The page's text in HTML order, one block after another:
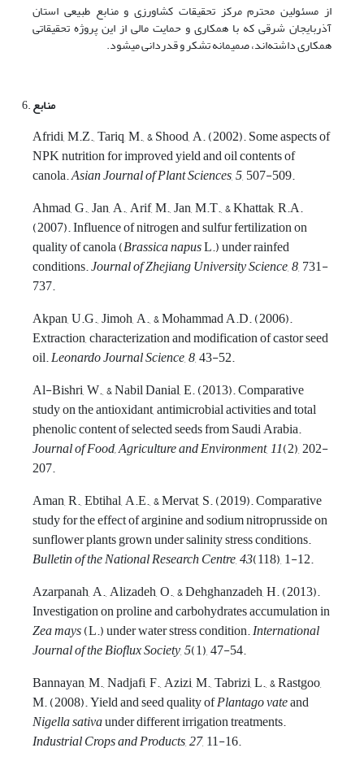
از مسئولین محترم مرکز تحقیقات کشاورزی و منابع طبیعی استان
آذربایجان شرقی که با همکاری و حمایت مالی از این پروژه تحقیقاتی
همکاری داشته‌اند، صمیمانه تشکر و قدردانی می­شود.
منابع
Afridi, M.Z., Tariq, M., & Shood, A. (2002). Some aspects of
NPK nutrition for improved yield and oil contents of
canola.Asian Journal of Plant Sciences,5, 507-509.
Ahmad, G., Jan, A., Arif, M., Jan, M.T., & Khattak, R.A.
(2007). Influence of nitrogen and sulfur fertilization on
quality of canola (Brassica napusL.) under rainfed
conditions.Journal of Zhejiang University Science,8, 731-
737.
Akpan, U.G., Jimoh, A., & Mohammad A.D. (2006).
Extraction, characterization and modification of castor seed
oil.Leonardo Journal Science,8, 43-52.
Al-Bishri, W., & Nabil Danial, E. (2013). Comparative
study on the antioxidant, antimicrobial activities and total
phenolic content of selected seeds from Saudi Arabia.
Journal of Food,Agriculture and Environment,11(2), 202-
207.
Aman, R., Ebtihal, A.E., & Mervat, S. (2019). Comparative
study for the effect of arginine and sodium nitroprusside on
sunflower plants grown under salinity stress conditions.
Bulletin of the National Research Centre,43(118), 1-12.
Azarpanah, A., Alizadeh, O., & Dehghanzadeh, H. (2013).
Investigation on proline and carbohydrates accumulation in
Zea mays(L.) under water stress condition.International
Journal of the Bioflux Society,5(1), 47-54.
Bannayan, M., Nadjafi, F., Azizi, M., Tabrizi, L., & Rastgoo,
M. (2008). Yield and seed quality ofPlantago vateand
Nigella sativaunder different irrigation treatments.
Industrial Crops and Products,27, 11-16.